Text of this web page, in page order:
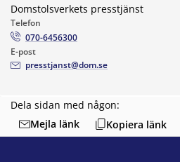
Dela sidan med någon:
Mejla länk
Kopiera länk
Domstolsverkets presstjänst
Telefon
070-6456300
E-post
presstjanst@dom.se